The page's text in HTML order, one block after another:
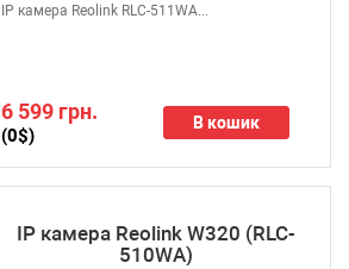
6 599 грн.
(0$)
В кошик
IP камера Reolink RLC-511WA...
IP камера Reolink W320 (RLC-
510WA)